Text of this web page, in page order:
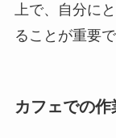
上で、自分に
ることが重要で
カフェでの